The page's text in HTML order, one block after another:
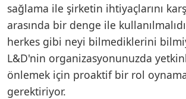
sağlama ile şirketin ihtiyaçlarını
arasında bir denge ile
herkes gibi neyi bilmediklerini
L&D'nin organizasyonunuzda
önlemek için proaktif bir rol
gerektiriyor.